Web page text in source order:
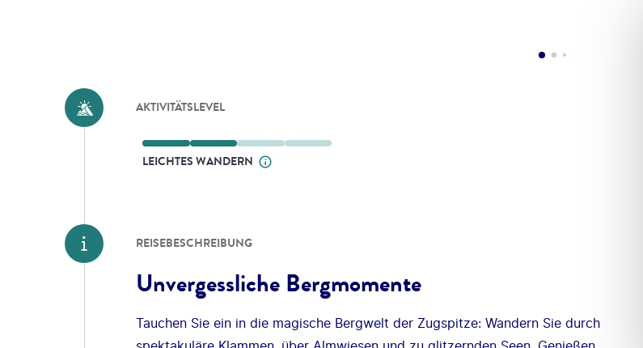
AKTIVITÄTSLEVEL
LEICHTES WANDERN
REISEBESCHREIBUNG
Unvergessliche Bergmomente
Tauchen Sie ein in die magische Bergwelt der Zugspitze: Wandern Sie durch